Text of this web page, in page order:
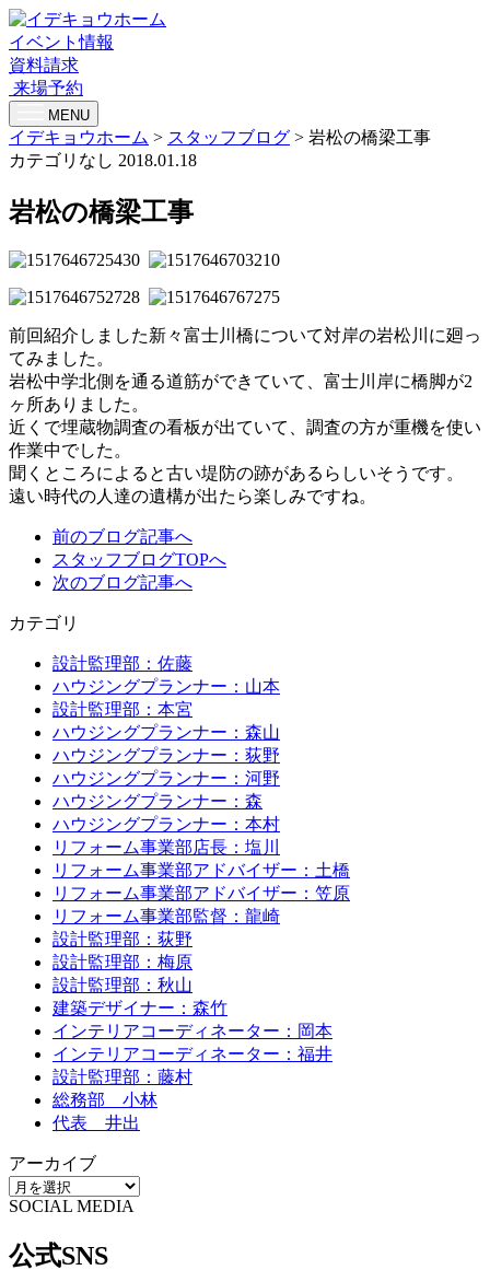
イベント情報
資料請求
来場予約
MENU
イデキョウホーム > スタッフブログ > 岩松の橋梁工事
カテゴリなし 2018.01.18
岩松の橋梁工事
前回紹介しました新々富士川橋について対岸の岩松川に廻っ
てみました。
岩松中学北側を通る道筋ができていて、富士川岸に橋脚が2
ヶ所ありました。
近くで埋蔵物調査の看板が出ていて、調査の方が重機を使い
作業中でした。
聞くところによると古い堤防の跡があるらしいそうです。
遠い時代の人達の遺構が出たら楽しみですね。
前のブログ記事へ
スタッフブログTOPへ
次のブログ記事へ
カテゴリ
設計監理部：佐藤
ハウジングプランナー：山本
設計監理部：本宮
ハウジングプランナー：森山
ハウジングプランナー：荻野
ハウジングプランナー：河野
ハウジングプランナー：森
ハウジングプランナー：本村
リフォーム事業部店長：塩川
リフォーム事業部アドバイザー：土橋
リフォーム事業部アドバイザー：笠原
リフォーム事業部監督：龍崎
設計監理部：荻野
設計監理部：梅原
設計監理部：秋山
建築デザイナー：森竹
インテリアコーディネーター：岡本
インテリアコーディネーター：福井
設計監理部：藤村
総務部 小林
代表 井出
アーカイブ
SOCIAL MEDIA
公式SNS